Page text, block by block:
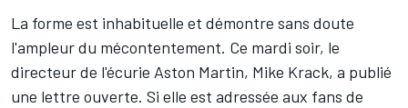
La forme est inhabituelle et démontre sans doute
l'ampleur du mécontentement. Ce mardi soir, le
directeur de l'écurie Aston Martin, Mike Krack, a publié
une lettre ouverte. Si elle est adressée aux fans de